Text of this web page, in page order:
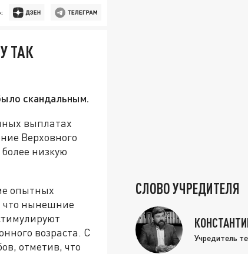
ТАК
скандальным.
выплатах
Верховного
низкую
опытных
что нынешние
возраста. С
отметив, что
СЛОВО УЧРЕДИТЕЛЯ
Учредитель